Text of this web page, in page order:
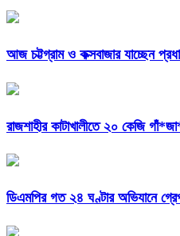
আজ চট্টগ্রাম ও কক্সবাজার যাচ্ছেন
রাজশাহীর কাটাখালীতে ২০ কেজি
ডিএমপির গত ২৪ ঘণ্টার অভিযানে